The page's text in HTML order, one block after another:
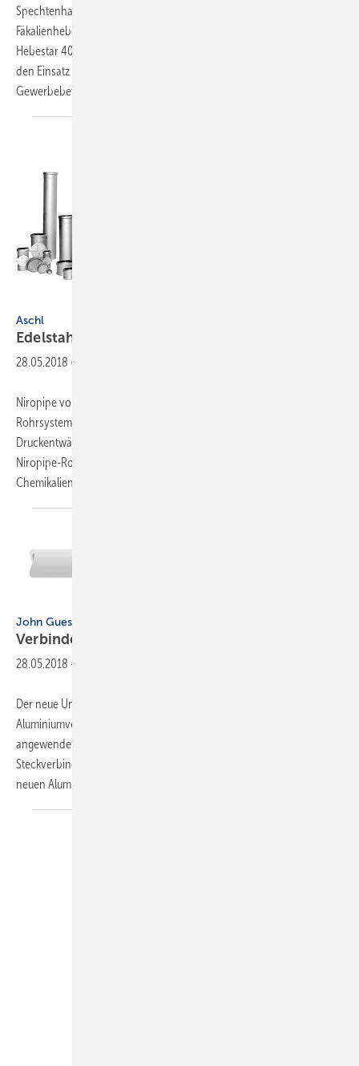
Spechtenhauser Pumpen hat sein Abwasser- und
Fäkalienhebeanlagen-Programm Hebestar ergänzt. Die Einzelanlage
Hebestar 400 und die Doppelanlage 420 Duplex sind vorwiegend für
den Einsatz in Ein- und Mehrfamilienhäusern, Büros, Wohnblocks und
Gewerbebetrieben konzipiert. Die schräge Anordnung
Aschl
Edelstahl-Rohrleitungssystem
28.05.2018 -
Niropipe von Aschl ist ein universell einsetzbares Edelstahl-
Rohrsystem (V2A und V4A) für die Freigefälle- und
Druckentwässerung und mit Kunststoffrohren kompatibel. Das
Niropipe-Rohrsystem ist unempfindlich gegenüber zahlreichen
Chemikalien und Säuren, UV-Einwirkungen sowie
John Guest
Verbinder für
28.05.2018 -
Der neue Universal Verbinder von John Guest kann für alle
Aluminiumverbundrohre mit unterschiedlichen Innendurchmessern
angewendet werden. Er wurde entwickelt, um eine schnelle
Steckverbindung für die Reparatur, Erweiterung oder Installation von
neuen Aluminiumverbundrohrsystemen zu